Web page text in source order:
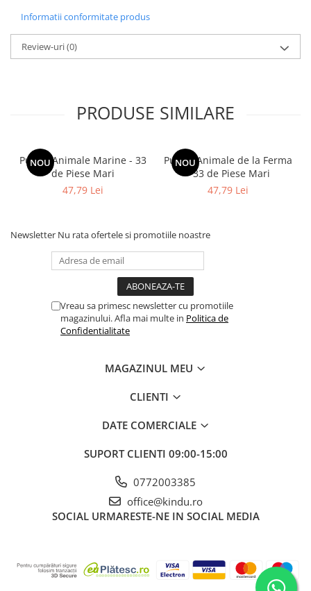
Informatii conformitate produs
Review-uri(0)
PRODUSE SIMILARE
NOU
Puzzle Animale Marine - 33
de Piese Mari
47,79 Lei
NOU
Puzzle Animale de la Ferma
- 33 de Piese Mari
47,79 Lei
Newsletter Nu rata ofertele si promotiile noastre
Vreau sa primesc newsletter cu promotiile
magazinului. Afla mai multe in Politica de
Confidentialitate
MAGAZINUL MEU
CLIENTI
DATE COMERCIALE
SUPORT CLIENTI 09:00-15:00
0772003385
office@kindu.ro
SOCIAL URMARESTE-NE IN SOCIAL MEDIA